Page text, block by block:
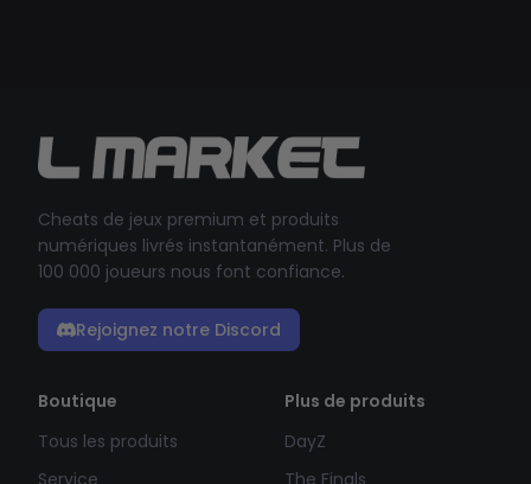
Cheats de jeux premium et produits
numériques livrés instantanément. Plus de
100 000 joueurs nous font confiance.
Rejoignez notre Discord
Boutique
Tous les produits
Service
Plus de produits
DayZ
The Finals